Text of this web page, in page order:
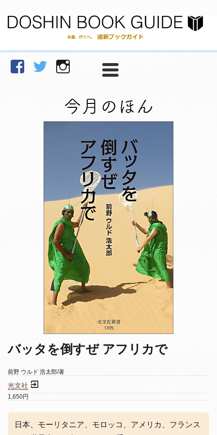
facebookTwitter Instagram
バッタを倒すぜ アフリカで
前野 ウルド 浩太郎/著
光文社
1,650円
日本、モーリタニア、モロッコ、アメリカ、フランス